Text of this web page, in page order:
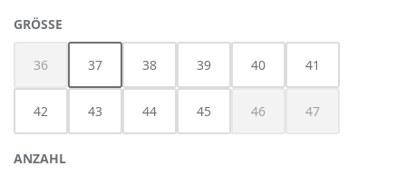
GRÖSSE
36
(Diese Option ist zurzeit nicht verfügbar.)
37 38 39 40 41
42 43 44 45 46
(Diese Option ist zurzeit
47
(Diese Option ist
ANZAHL